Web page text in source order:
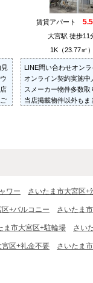
賃貸アパート
大宮駅 徒歩11
1K（23.77㎡）
LINE問い合わせオンラ
オンライン契約実施中
スメーカー物件多数取
当店掲載物件以外もま
ワー さいたま市大宮区+
+バルコニー さいたま
ま市大宮区+駐輪場 さい
区+礼金不要 さいたま